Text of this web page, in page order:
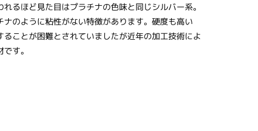
るほど見た目はプラチナの色味と同じシルバー系。
ナのように粘性がない特徴があります。硬度も高い
ることが困難とされていましたが近年の加工技術によ
す。